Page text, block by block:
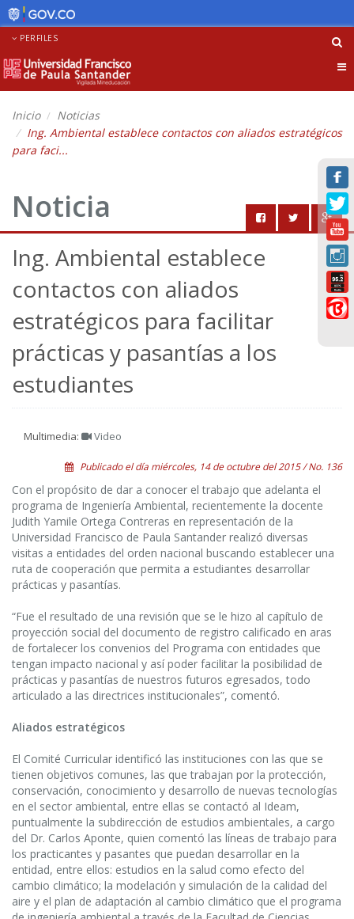
PERFILES
Inicio
Noticias
Ing. Ambiental establece contactos con aliados estratégicos
para faci...
Noticia
Ing. Ambiental establece
contactos con aliados
estratégicos para facilitar
prácticas y pasantías a los
estudiantes
Multimedia: Video
Publicado el día miércoles, 14 de octubre del 2015 / No. 136
Con el propósito de dar a conocer el trabajo que adelanta el
programa de Ingeniería Ambiental, recientemente la docente
Judith Yamile Ortega Contreras en representación de la
Universidad Francisco de Paula Santander realizó diversas
visitas a entidades del orden nacional buscando establecer una
ruta de cooperación que permita a estudiantes desarrollar
prácticas y pasantías.
“Fue el resultado de una revisión que se le hizo al capítulo de
proyección social del documento de registro calificado en aras
de fortalecer los convenios del Programa con entidades que
tengan impacto nacional y así poder facilitar la posibilidad de
prácticas y pasantías de nuestros futuros egresados, todo
articulado a las directrices institucionales”, comentó.
Aliados estratégicos
El Comité Curricular identificó las instituciones con las que se
tienen objetivos comunes, las que trabajan por la protección,
conservación, conocimiento y desarrollo de nuevas tecnologías
en el sector ambiental, entre ellas se contactó al Ideam,
puntualmente la subdirección de estudios ambientales, a cargo
del Dr. Carlos Aponte, quien comentó las líneas de trabajo para
los practicantes y pasantes que puedan desarrollar en la
entidad, entre ellos: estudios en la salud como efecto del
cambio climático; la modelación y simulación de la calidad del
aire y el plan de adaptación al cambio climático que el programa